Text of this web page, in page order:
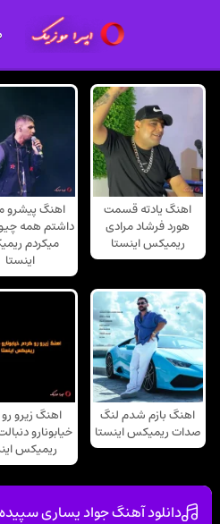
اهنگ یادته قسمت
هورد فرشاد مرادی
ریمیکس اینستا
اهنگ پیشرو
داشتم همه
میکردم
اینستا
اهنگ بازم شدم لنگ
صدات ریمیکس اینستا
اهنگ زیرو
خیابونارو
ریمیکس
دانلود آهنگ جواد يساری